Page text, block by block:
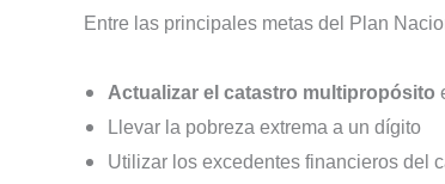
Entre las principales metas del Plan
Actualizar el catastro multipropósito
Llevar la pobreza extrema a un dígito
Utilizar los excedentes financieros del